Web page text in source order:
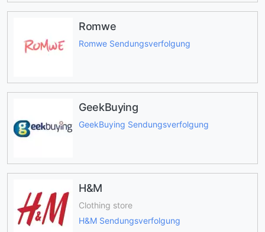
Romwe
Romwe Sendungsverfolgung
GeekBuying
GeekBuying Sendungsverfolgung
H&M
Clothing store
H&M Sendungsverfolgung